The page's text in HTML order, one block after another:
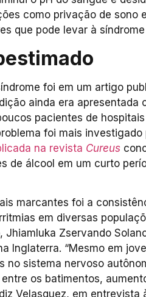
como privação de sono
que pode levar à
foi em um artigo
ainda era
pacientes de
foi mais
na revista Cureus
de álcool em um curto
marcantes foi a
em diversas
Zservando
Inglaterra. “Mesmo em
no sistema nervoso
os batimentos,
Velasquez, em entrevista